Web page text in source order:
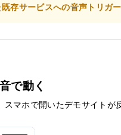
既存サービスへの音声トリガ
で動く
スマホで開いたデモサイトが